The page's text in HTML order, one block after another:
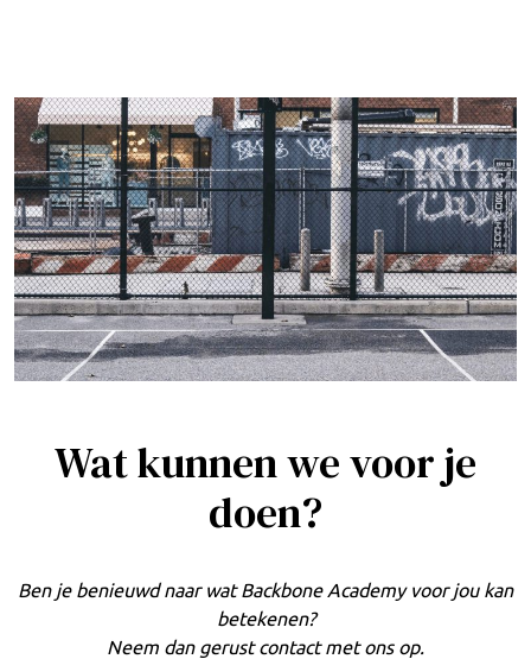
Wat kunnen we voor je
doen?
Ben je benieuwd naar wat Backbone Academy voor jou kan
betekenen?
Neem dan gerust contact met ons op.